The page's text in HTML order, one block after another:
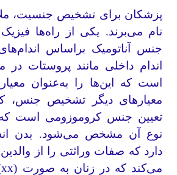
پزشکان برای تشخیص جنسیت،
نام می‌برند. یکی از راه‌ها
جنس آناتومیک براساس
اندام داخلی مانند پروستات
است که این‌ها را به‌عنوان
معیارهای دیگر تشخیص جنس،
تعیین جنس کروموزومی است
دارد که صفات وراثتی را از